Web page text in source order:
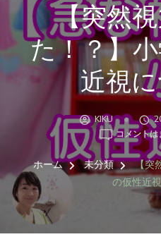
【突然
た！？】
近視
KIKU
【突
然
視
力
た！？】
コメントは
ホーム 未分類
【突
の仮性近